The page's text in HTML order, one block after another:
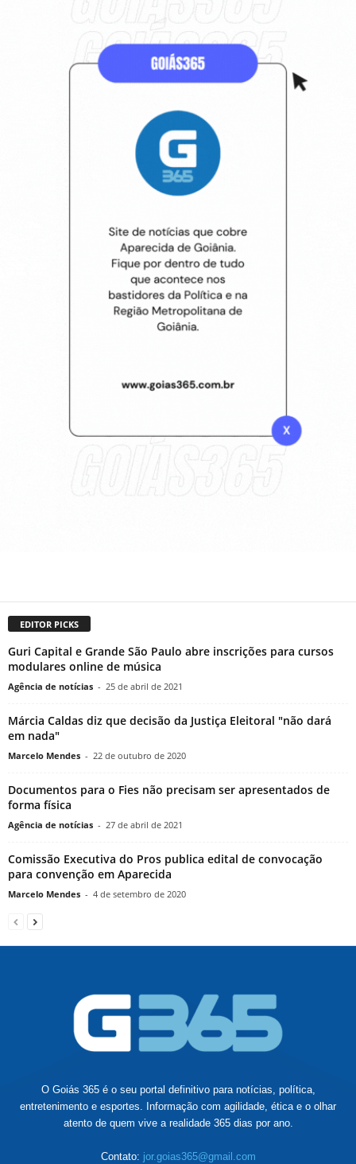
EDITOR PICKS
Guri Capital e Grande São Paulo abre inscrições para cursos
modulares online de música
Agência de notícias - 25 de abril de 2021
Márcia Caldas diz que decisão da Justiça Eleitoral "não dará
em nada"
Marcelo Mendes - 22 de outubro de 2020
Documentos para o Fies não precisam ser apresentados de
forma física
Agência de notícias - 27 de abril de 2021
Comissão Executiva do Pros publica edital de convocação
para convenção em Aparecida
Marcelo Mendes - 4 de setembro de 2020
O Goiás 365 é o seu portal definitivo para notícias, política,
entretenimento e esportes. Informação com agilidade, ética e o olhar
atento de quem vive a realidade 365 dias por ano.
Contato: jor.goias365@gmail.com